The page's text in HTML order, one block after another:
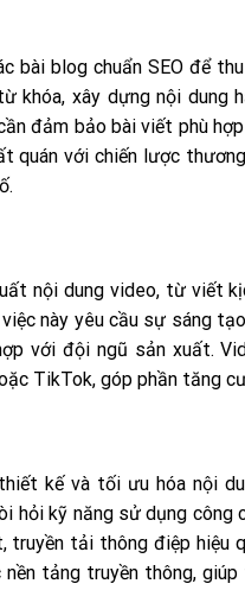
bài blog chuẩn SEO để
khóa, xây dựng nội dung
đảm bảo bài viết phù
quán với chiến lược
nội dung video, từ viết
này yêu cầu sự sáng
với đội ngũ sản xuất.
TikTok, góp phần tăng
kế và tối ưu hóa nội
hỏi kỹ năng sử dụng công
tải thông điệp hiệu
tảng truyền thông,